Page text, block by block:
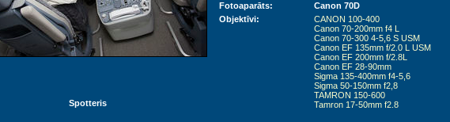
Fotoaparāts:
Canon 70D
Objektīvi:
CANON 100-400
Canon 70-200mm f4 L
Canon 70-300 4-5,6 S USM
Canon EF 135mm f/2.0 L USM
Canon EF 200mm f/2.8L
Canon EF 28-90mm
Sigma 135-400mm f4-5,6
Sigma 50-150mm f2,8
TAMRON 150-600
Tamron 17-50mm f2.8
Spotteris